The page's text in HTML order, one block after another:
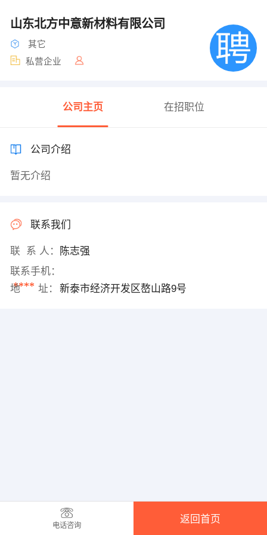
山东北方中意新材料有限公司
其它
私营企业
公司主页 在招职位
公司介绍
暂无介绍
联系我们
联 系 人：
陈志强
联系手机：
****
地 址： 新泰市经济开发区嶅山路9号
电话咨询
返回首页